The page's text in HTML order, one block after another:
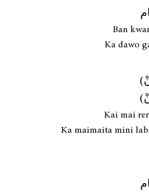
Ban
Ka dawo
Kai mai
Ka maimaita mini